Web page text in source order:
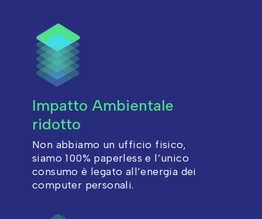
Impatto Ambientale
ridotto
Non abbiamo un ufficio fisico,
siamo 100% paperless e l’unico
consumo è legato all’energia dei
computer personali.